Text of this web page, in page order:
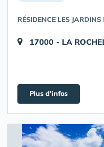
RÉSIDENCE LES
17000 - LA
Plus d'infos